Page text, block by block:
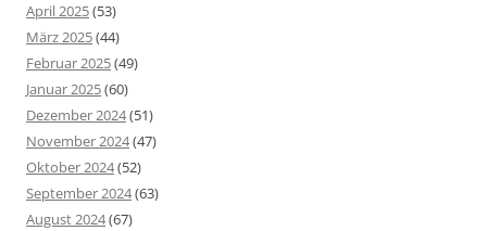
April 2025(53)
März 2025(44)
Februar 2025(49)
Januar 2025(60)
Dezember 2024(51)
November 2024(47)
Oktober 2024(52)
September 2024(63)
August 2024(67)